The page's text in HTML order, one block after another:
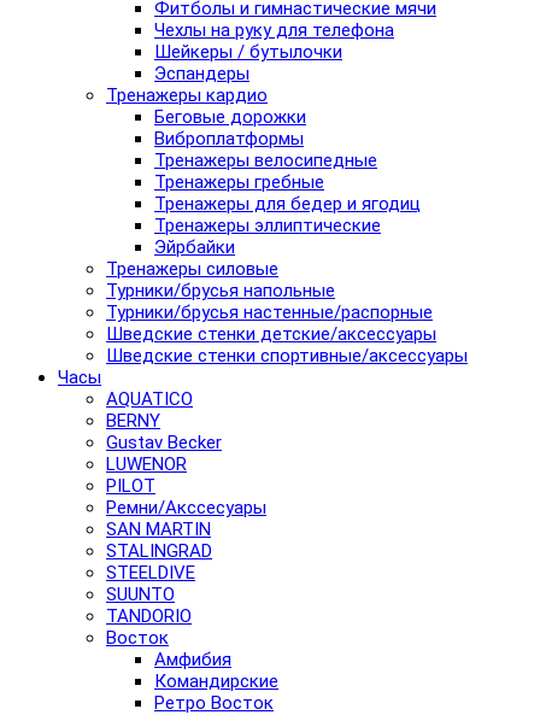
Фитболы и гимнастические мячи
Чехлы на руку для телефона
Шейкеры / бутылочки
Эспандеры
Тренажеры кардио
Беговые дорожки
Виброплатформы
Тренажеры велосипедные
Тренажеры гребные
Тренажеры для бедер и ягодиц
Тренажеры эллиптические
Эйрбайки
Тренажеры силовые
Турники/брусья напольные
Турники/брусья настенные/распорные
Шведские стенки детские/аксессуары
Шведские стенки спортивные/аксессуары
Часы
AQUATICO
BERNY
Gustav Becker
LUWENOR
PILOT
Pемни/Акссесуары
SAN MARTIN
STALINGRAD
STEELDIVE
SUUNTO
TANDORIO
Восток
Амфибия
Командирские
Ретро Восток